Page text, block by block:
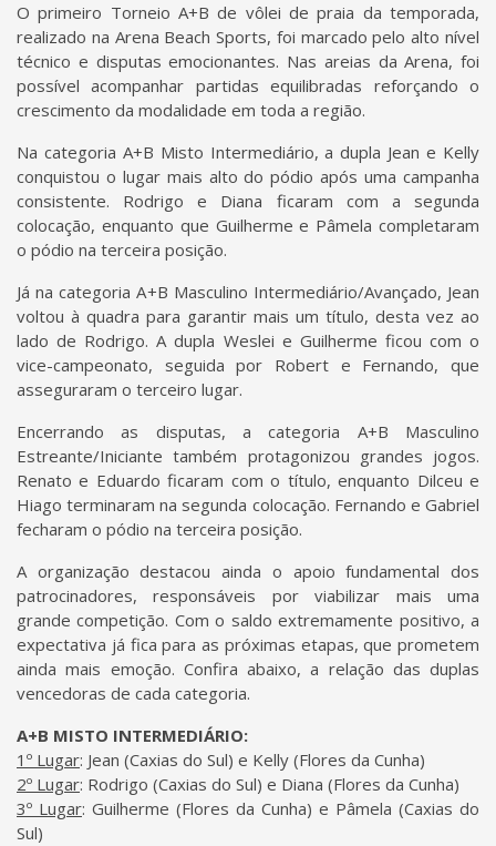
O primeiro Torneio A+B de vôlei de praia da temporada,
realizado na Arena Beach Sports, foi marcado pelo alto nível
técnico e disputas emocionantes. Nas areias da Arena, foi
possível acompanhar partidas equilibradas reforçando o
crescimento da modalidade em toda a região.
Na categoria A+B Misto Intermediário, a dupla Jean e Kelly
conquistou o lugar mais alto do pódio após uma campanha
consistente. Rodrigo e Diana ficaram com a segunda
colocação, enquanto que Guilherme e Pâmela completaram
o pódio na terceira posição.
Já na categoria A+B Masculino Intermediário/Avançado, Jean
voltou à quadra para garantir mais um título, desta vez ao
lado de Rodrigo. A dupla Weslei e Guilherme ficou com o
vice-campeonato, seguida por Robert e Fernando, que
asseguraram o terceiro lugar.
Encerrando as disputas, a categoria A+B Masculino
Estreante/Iniciante também protagonizou grandes jogos.
Renato e Eduardo ficaram com o título, enquanto Dilceu e
Hiago terminaram na segunda colocação. Fernando e Gabriel
fecharam o pódio na terceira posição.
A organização destacou ainda o apoio fundamental dos
patrocinadores, responsáveis por viabilizar mais uma
grande competição. Com o saldo extremamente positivo, a
expectativa já fica para as próximas etapas, que prometem
ainda mais emoção. Confira abaixo, a relação das duplas
vencedoras de cada categoria.
A+B MISTO INTERMEDIÁRIO:
1º Lugar: Jean (Caxias do Sul) e Kelly (Flores da Cunha)
2º Lugar: Rodrigo (Caxias do Sul) e Diana (Flores da Cunha)
3º Lugar: Guilherme (Flores da Cunha) e Pâmela (Caxias do
Sul)